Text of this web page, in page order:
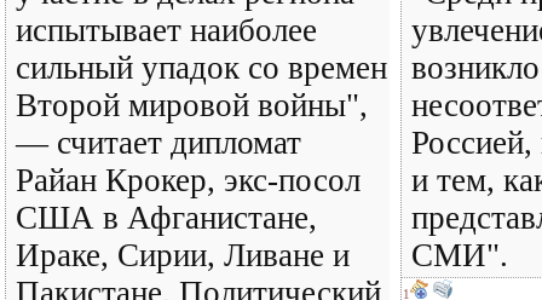
испытывает наиболее
сильный упадок со времен
Второй мировой войны",
— считает дипломат
Райан Крокер, экс-посол
США в Афганистане,
Ираке, Сирии, Ливане и
Пакистане. Политический
и тем,
СМИ".
1